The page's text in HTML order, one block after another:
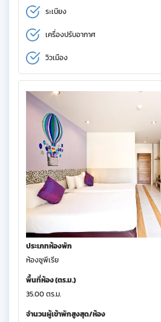
ระเบียง
เครื่องปรับอากาศ
วิวเมือง
ประเภทห้องพัก
ห้องซูพีเรีย
พื้นที่ห้อง (ตร.ม.)
35.00 ตร.ม.
จำนวนผู้เข้าพักสูงสุด/ห้อง